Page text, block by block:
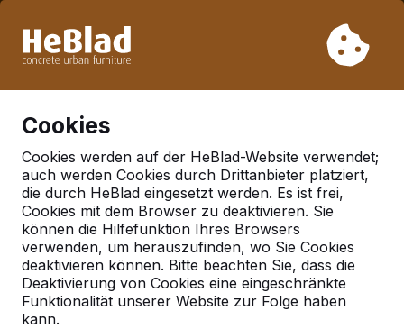
Woche 33 nicht. Bitte berücksichtigen Sie daher längere
Cookies
Cookies werden auf der HeBlad-Website verwendet;
auch werden Cookies durch Drittanbieter platziert,
die durch HeBlad eingesetzt werden. Es ist frei,
Cookies mit dem Browser zu deaktivieren. Sie
können die Hilfefunktion Ihres Browsers
verwenden, um herauszufinden, wo Sie Cookies
deaktivieren können. Bitte beachten Sie, dass die
Deaktivierung von Cookies eine eingeschränkte
Funktionalität unserer Website zur Folge haben
kann.
Deutschland
Referenties in:Bruggen
Geen reviews gevonden voor deze
locatie.